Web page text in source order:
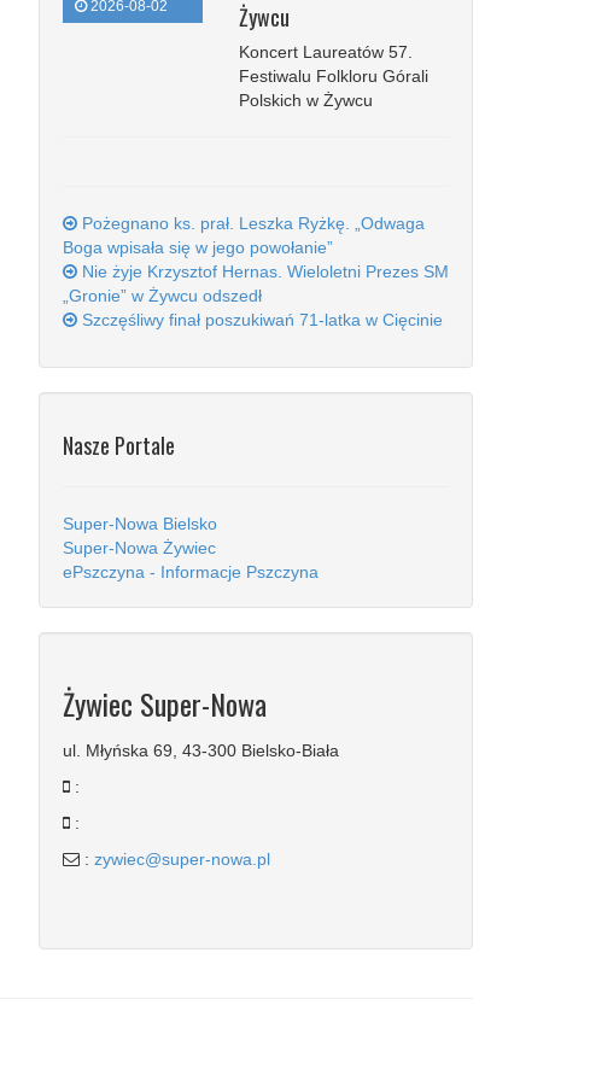
2026-08-02
Żywcu
Koncert Laureatów 57.
Festiwalu Folkloru Górali
Polskich w Żywcu
Pożegnano ks. prał. Leszka Ryżkę. „Odwaga
Boga wpisała się w jego powołanie”
Nie żyje Krzysztof Hernas. Wieloletni Prezes SM
„Gronie” w Żywcu odszedł
Szczęśliwy finał poszukiwań 71-latka w Cięcinie
Nasze Portale
Super-Nowa Bielsko
Super-Nowa Żywiec
ePszczyna - Informacje Pszczyna
Żywiec Super-Nowa
ul. Młyńska 69, 43-300 Bielsko-Biała
:
:
: zywiec@super-nowa.pl